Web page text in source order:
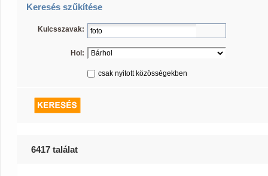
Keresés szűkítése
Kulcsszavak:
Hol:
csak nyitott közösségekben
6417 találat